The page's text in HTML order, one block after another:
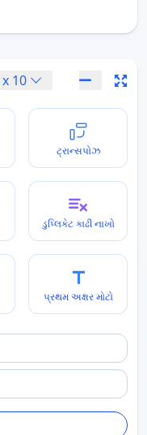
x 10
ટ્રાન્સપોઝ
ડુપ્લિકેટ કાઢી નાખો
પ્રથમ અક્ષર મોટો